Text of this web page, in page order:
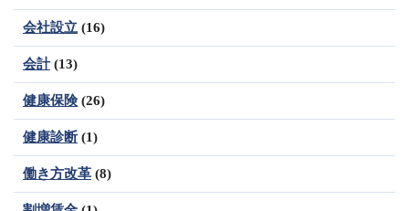
会社設立 (16)
会計(13)
健康保険(26)
健康診断(1)
働き方改革 (8)